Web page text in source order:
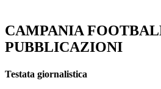
CAMPANIA FOOTBALL